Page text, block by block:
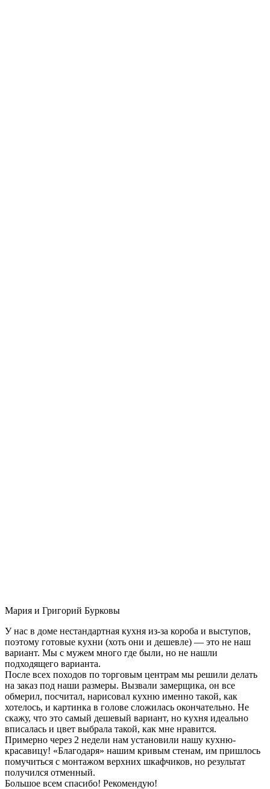
Мария и Григорий Бурковы
У нас в доме нестандартная кухня из-за короба и выступов,
поэтому готовые кухни (хоть они и дешевле) — это не наш
вариант. Мы с мужем много где были, но не нашли
подходящего варианта.
После всех походов по торговым центрам мы решили делать
на заказ под наши размеры. Вызвали замерщика, он все
обмерил, посчитал, нарисовал кухню именно такой, как
хотелось, и картинка в голове сложилась окончательно. Не
скажу, что это самый дешевый вариант, но кухня идеально
вписалась и цвет выбрала такой, как мне нравится.
Примерно через 2 недели нам установили нашу кухню-
красавицу! «Благодаря» нашим кривым стенам, им пришлось
помучиться с монтажом верхних шкафчиков, но результат
получился отменный.
Большое всем спасибо! Рекомендую!